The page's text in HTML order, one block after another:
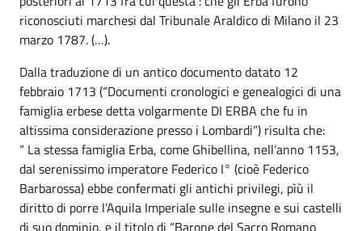
riconosciuti marchesi dal Tribunale Araldico di Milano il 23
marzo 1787. (…).
Dalla traduzione di un antico documento datato 12
febbraio 1713 (“Documenti cronologici e genealogici di una
famiglia erbese detta volgarmente DI ERBA che fu in
altissima considerazione presso i Lombardi”) risulta che:
“ La stessa famiglia Erba, come Ghibellina, nell’anno 1153,
dal serenissimo imperatore Federico I° (cioè Federico
Barbarossa) ebbe confermati gli antichi privilegi, pìù il
diritto di porre l’Aquila Imperiale sulle insegne e sui castelli
di suo dominio, e il titolo di “Barone del Sacro Romano